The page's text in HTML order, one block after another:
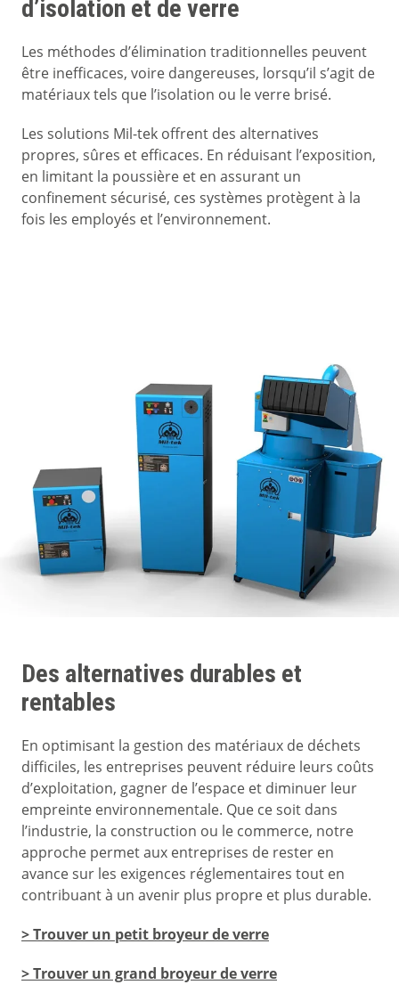
d’isolation et de verre
Les méthodes d’élimination traditionnelles peuvent
être inefficaces, voire dangereuses, lorsqu’il s’agit de
matériaux tels que l’isolation ou le verre brisé.
Les solutions Mil-tek offrent des alternatives
propres, sûres et efficaces. En réduisant l’exposition,
en limitant la poussière et en assurant un
confinement sécurisé, ces systèmes protègent à la
fois les employés et l’environnement.
Des alternatives durables et
rentables
En optimisant la gestion des matériaux de déchets
difficiles, les entreprises peuvent réduire leurs coûts
d’exploitation, gagner de l’espace et diminuer leur
empreinte environnementale. Que ce soit dans
l’industrie, la construction ou le commerce, notre
approche permet aux entreprises de rester en
avance sur les exigences réglementaires tout en
contribuant à un avenir plus propre et plus durable.
> Trouver un petit broyeur de verre
> Trouver un grand broyeur de verre